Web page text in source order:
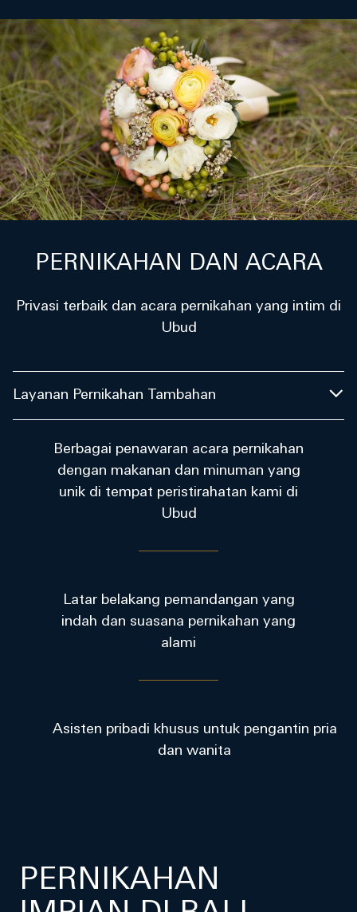
PERNIKAHAN DAN ACARA
Privasi terbaik dan acara pernikahan yang intim di
Ubud
Layanan Pernikahan Tambahan
Berbagai penawaran acara pernikahan
dengan makanan dan minuman yang
unik di tempat peristirahatan kami di
Ubud
Latar belakang pemandangan yang
indah dan suasana pernikahan yang
alami
Asisten pribadi khusus untuk pengantin pria
dan wanita
PERNIKAHAN